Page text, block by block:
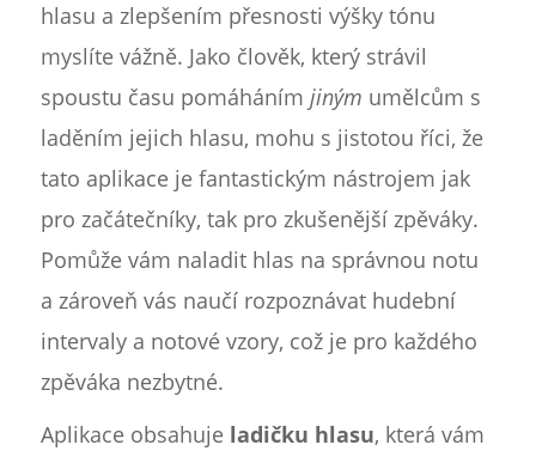
hlasu a zlepšením přesnosti výšky tónu
myslíte vážně. Jako člověk, který strávil
spoustu času pomáháním jiným umělcům s
laděním jejich hlasu, mohu s jistotou říci, že
tato aplikace je fantastickým nástrojem jak
pro začátečníky, tak pro zkušenější zpěváky.
Pomůže vám naladit hlas na správnou notu
a zároveň vás naučí rozpoznávat hudební
intervaly a notové vzory, což je pro každého
zpěváka nezbytné.
Aplikace obsahuje ladičku hlasu, která vám